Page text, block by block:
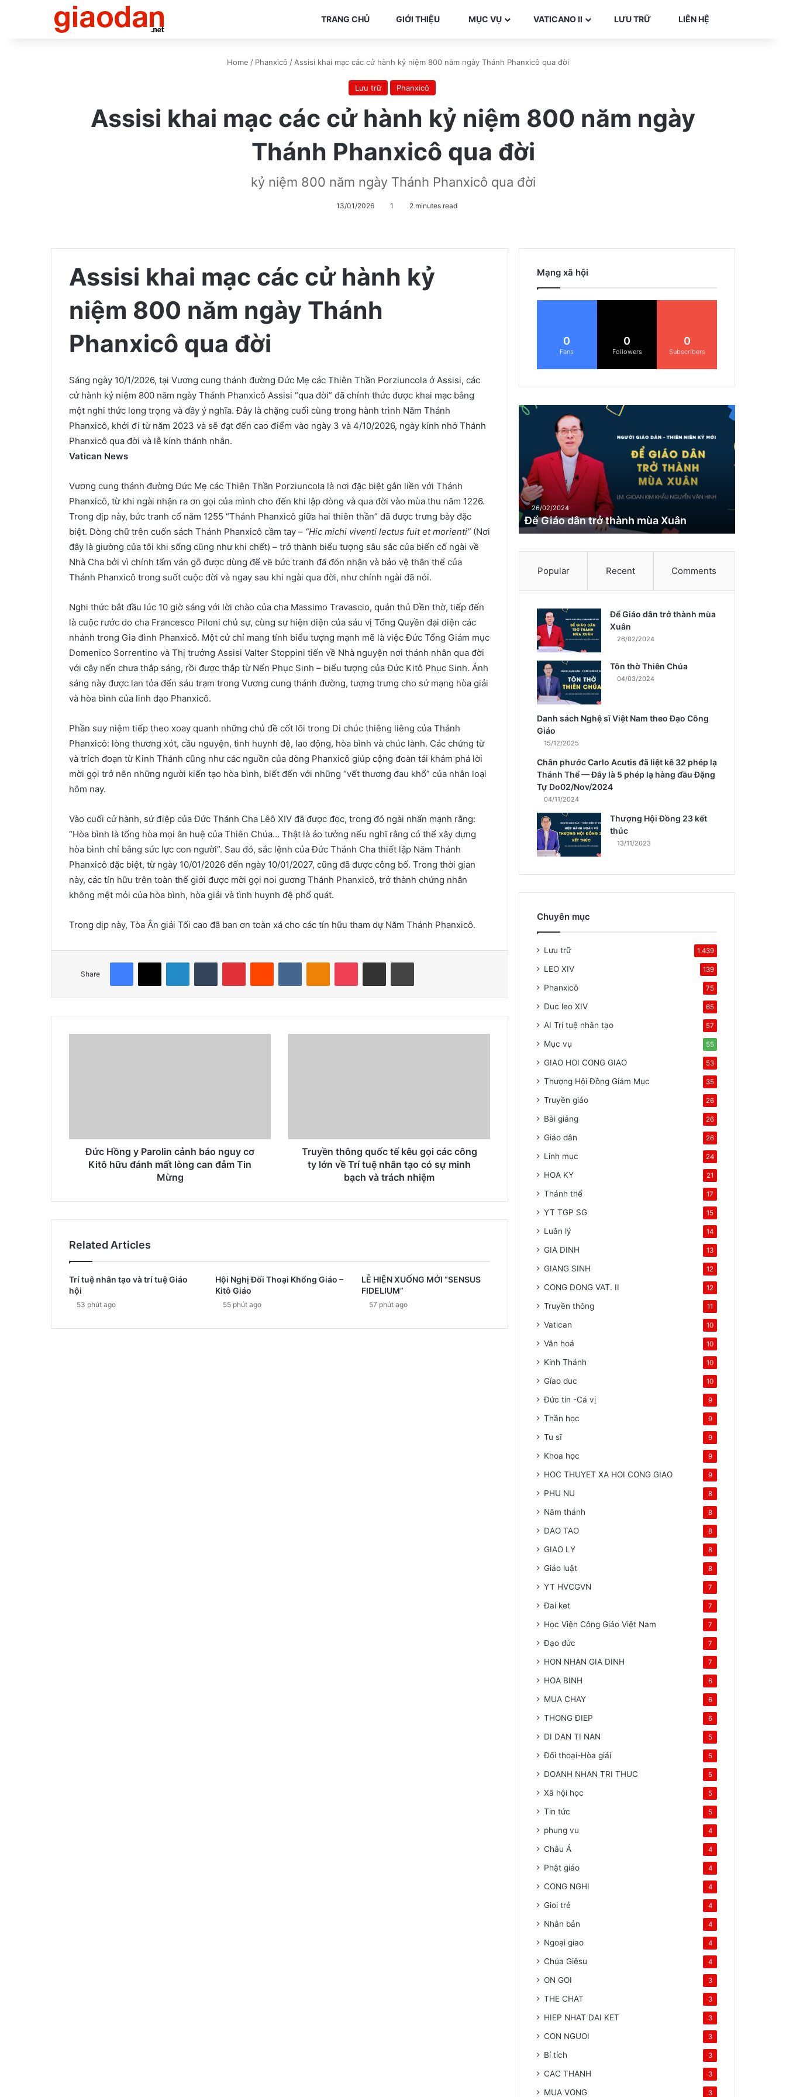
TRANG CHỦ GIỚI THIỆU MỤC VỤ VATICANO II LƯU TRỮ LIÊN HỆ
Home / Phanxicô / Assisi khai mạc các cử hành kỷ niệm 800 năm ngày Thánh Phanxicô qua đời
Lưu trữ Phanxicô
Assisi khai mạc các cử hành kỷ niệm 800 năm ngày
Thánh Phanxicô qua đời
kỷ niệm 800 năm ngày Thánh Phanxicô qua đời
13/01/2026 1 2 minutes read
Assisi khai mạc các cử hành kỷ
niệm 800 năm ngày Thánh
Phanxicô qua đời
Sáng ngày 10/1/2026, tại Vương cung thánh đường Đức Mẹ các Thiên Thần Porziuncola ở Assisi, các
cử hành kỷ niệm 800 năm ngày Thánh Phanxicô Assisi “qua đời” đã chính thức được khai mạc bằng
một nghi thức long trọng và đầy ý nghĩa. Đây là chặng cuối cùng trong hành trình Năm Thánh
Phanxicô, khởi đi từ năm 2023 và sẽ đạt đến cao điểm vào ngày 3 và 4/10/2026, ngày kính nhớ Thánh
Phanxicô qua đời và lễ kính thánh nhân.
Vatican News
Vương cung thánh đường Đức Mẹ các Thiên Thần Porziuncola là nơi đặc biệt gắn liền với Thánh
Phanxicô, từ khi ngài nhận ra ơn gọi của mình cho đến khi lập dòng và qua đời vào mùa thu năm 1226.
Trong dịp này, bức tranh cổ năm 1255 “Thánh Phanxicô giữa hai thiên thần” đã được trưng bày đặc
biệt. Dòng chữ trên cuốn sách Thánh Phanxicô cầm tay – “Hic michi viventi lectus fuit et morienti” (Nơi
đây là giường của tôi khi sống cũng như khi chết) – trở thành biểu tượng sâu sắc của biến cố ngài về
Nhà Cha bởi vì chính tấm ván gỗ được dùng để vẽ bức tranh đã đón nhận và bảo vệ thân thể của
Thánh Phanxicô trong suốt cuộc đời và ngay sau khi ngài qua đời, như chính ngài đã nói.
Nghi thức bắt đầu lúc 10 giờ sáng với lời chào của cha Massimo Travascio, quản thủ Đền thờ, tiếp đến
là cuộc rước do cha Francesco Piloni chủ sự, cùng sự hiện diện của sáu vị Tổng Quyền đại diện các
nhánh trong Gia đình Phanxicô. Một cử chỉ mang tính biểu tượng mạnh mẽ là việc Đức Tổng Giám mục
Domenico Sorrentino và Thị trưởng Assisi Valter Stoppini tiến về Nhà nguyện nơi thánh nhân qua đời
với cây nến chưa thắp sáng, rồi được thắp từ Nến Phục Sinh – biểu tượng của Đức Kitô Phục Sinh. Ánh
sáng này được lan tỏa đến sáu trạm trong Vương cung thánh đường, tượng trưng cho sứ mạng hòa giải
và hòa bình của linh đạo Phanxicô.
Phần suy niệm tiếp theo xoay quanh những chủ đề cốt lõi trong Di chúc thiêng liêng của Thánh
Phanxicô: lòng thương xót, cầu nguyện, tình huynh đệ, lao động, hòa bình và chúc lành. Các chứng từ
và trích đoạn từ Kinh Thánh cũng như các nguồn của dòng Phanxicô giúp cộng đoàn tái khám phá lời
mời gọi trở nên những người kiến tạo hòa bình, biết đến với những “vết thương đau khổ” của nhân loại
hôm nay.
Vào cuối cử hành, sứ điệp của Đức Thánh Cha Lêô XIV đã được đọc, trong đó ngài nhấn mạnh rằng:
“Hòa bình là tổng hòa mọi ân huệ của Thiên Chúa… Thật là ảo tưởng nếu nghĩ rằng có thể xây dựng
hòa bình chỉ bằng sức lực con người”. Sau đó, sắc lệnh của Đức Thánh Cha thiết lập Năm Thánh
Phanxicô đặc biệt, từ ngày 10/01/2026 đến ngày 10/01/2027, cũng đã được công bố. Trong thời gian
này, các tín hữu trên toàn thế giới được mời gọi noi gương Thánh Phanxicô, trở thành chứng nhân
không mệt mỏi của hòa bình, hòa giải và tình huynh đệ phổ quát.
Trong dịp này, Tòa Ân giải Tối cao đã ban ơn toàn xá cho các tín hữu tham dự Năm Thánh Phanxicô.
Share
Đức Hồng y Parolin cảnh báo nguy cơ
Kitô hữu đánh mất lòng can đảm Tin
Mừng
Truyền thông quốc tế kêu gọi các công
ty lớn về Trí tuệ nhân tạo có sự minh
bạch và trách nhiệm
Related Articles
Trí tuệ nhân tạo và trí tuệ Giáo
hội
53 phút ago
Hội Nghị Đối Thoại Khổng Giáo –
Kitô Giáo
55 phút ago
LỄ HIỆN XUỐNG MỚI “SENSUS
FIDELIUM”
57 phút ago
Mạng xã hội
0
Fans
0
Followers
0
Subscribers
Đ
ể
d
â
n
t
r
26/02/2024
Để Giáo dân trở thành mùa Xuân
Popular Recent Comments
Để Giáo dân trở thành mùa
Xuân
26/02/2024
Tôn thờ Thiên Chúa
04/03/2024
Danh sách Nghệ sĩ Việt Nam theo Đạo Công
Giáo
15/12/2025
Chân phước Carlo Acutis đã liệt kê 32 phép lạ
Thánh Thể — Đây là 5 phép lạ hàng đầu Đặng
Tự Do02/Nov/2024
04/11/2024
Thượng Hội Đồng 23 kết
thúc
13/11/2023
Chuyên mục
Lưu trữ 1.439
LEO XIV 139
Phanxicô 75
Duc leo XIV 65
AI Trí tuệ nhân tạo 57
Mục vụ 55
GIAO HOI CONG GIAO 53
Thượng Hội Đồng Giám Mục 35
Truyền giáo 26
Bài giảng 26
Giáo dân 26
Linh mục 24
HOA KY 21
Thánh thể 17
YT TGP SG 15
Luân lý 14
GIA DINH 13
GIANG SINH 12
CONG DONG VAT. II 12
Truyền thông 11
Vatican 10
Văn hoá 10
Kinh Thánh 10
Gíao duc 10
Đức tin -Cá vị 9
Thần học 9
Tu sĩ 9
Khoa học 9
HOC THUYET XA HOI CONG GIAO 9
PHU NU 8
Năm thánh 8
DAO TAO 8
GIAO LY 8
Giáo luật 8
YT HVCGVN 7
Đai ket 7
Học Viện Công Giáo Việt Nam 7
Đạo đức 7
HON NHAN GIA DINH 7
HOA BINH 6
MUA CHAY 6
THONG ĐIEP 6
DI DAN TI NAN 5
Đối thoại-Hòa giải 5
DOANH NHAN TRI THUC 5
Xã hội học 5
Tin tức 5
phung vu 4
Châu Á 4
Phật giáo 4
CONG NGHI 4
Gioi trẻ 4
Nhân bản 4
Ngoại giao 4
Chúa Giêsu 4
ON GOI 3
THE CHAT 3
HIEP NHAT DAI KET 3
CON NGUOI 3
Bí tích 3
CAC THANH 3
MUA VONG 3